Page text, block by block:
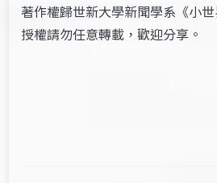
著作權歸世新大學新聞學系《小
授權請勿任意轉載，歡迎分享。